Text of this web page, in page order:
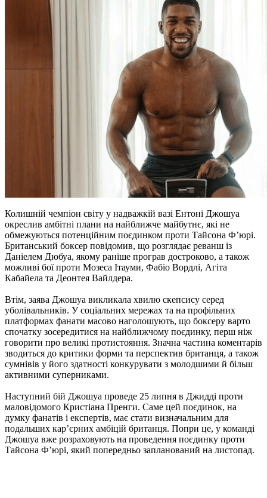
Колишній чемпіон світу у надважкій вазі Ентоні Джошуа
окреслив амбітні плани на найближче майбутнє, які не
обмежуються потенційним поєдинком проти Тайсона Ф’юрі.
Британський боксер повідомив, що розглядає реванш із
Даніелем Дюбуа, якому раніше програв достроково, а також
можливі бої проти Мозеса Ітауми, Фабіо Вордлі, Агіта
Кабайела та Деонтея Вайлдера.
Втім, заява Джошуа викликала хвилю скепсису серед
уболівальників. У соціальних мережах та на профільних
платформах фанати масово наголошують, що боксеру варто
спочатку зосередитися на найближчому поєдинку, перш ніж
говорити про великі протистояння. Значна частина коментарів
зводиться до критики форми та перспектив британця, а також
сумнівів у його здатності конкурувати з молодшими й більш
активними суперниками.
Наступний бій Джошуа проведе 25 липня в Джидді проти
маловідомого Кристіана Пренги. Саме цей поєдинок, на
думку фанатів і експертів, має стати визначальним для
подальших кар’єрних амбіцій британця. Попри це, у команді
Джошуа вже розраховують на проведення поєдинку проти
Тайсона Ф’юрі, який попередньо запланований на листопад.